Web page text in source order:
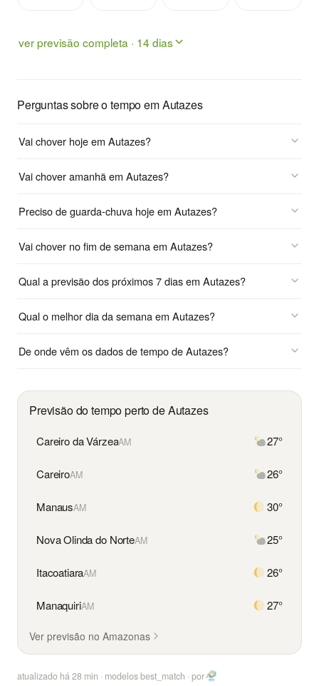
ver previsão completa · 14 dias
Perguntas sobre o tempo em Autazes
Vai chover hoje em Autazes?
Vai chover amanhã em Autazes?
Preciso de guarda-chuva hoje em Autazes?
Vai chover no fim de semana em Autazes?
Qual a previsão dos próximos 7 dias em Autazes?
Qual o melhor dia da semana em Autazes?
De onde vêm os dados de tempo de Autazes?
Previsão do tempo perto de Autazes
Careiro da VárzeaAM 27°
CareiroAM 26°
ManausAM 30°
Nova Olinda do NorteAM 25°
ItacoatiaraAM 26°
ManaquiriAM 27°
Ver previsão no Amazonas
atualizado há 28 min · modelos best_match ·por